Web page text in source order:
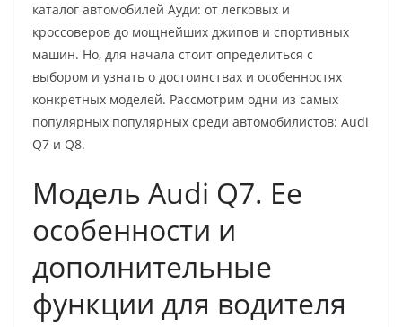
каталог автомобилей Ауди: от легковых и
кроссоверов до мощнейших джипов и спортивных
машин. Но, для начала стоит определиться с
выбором и узнать о достоинствах и особенностях
конкретных моделей. Рассмотрим одни из самых
популярных популярных среди автомобилистов: Audi
Q7 и Q8.
Модель Audi Q7. Ее
особенности и
дополнительные
функции для водителя